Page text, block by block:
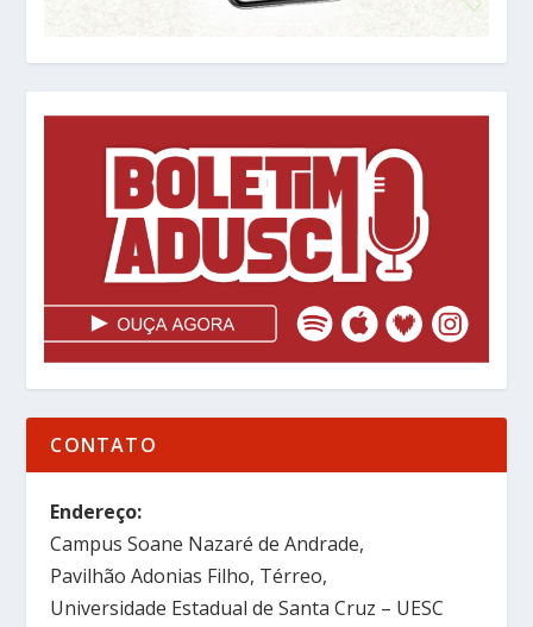
CONTATO
Endereço:
Campus Soane Nazaré de Andrade,
Pavilhão Adonias Filho, Térreo,
Universidade Estadual de Santa Cruz – UESC